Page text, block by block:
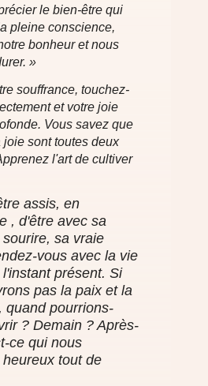
le bien-être qui
pleine conscience,
bonheur et nous
»
souffrance, touchez-
et votre joie
Vous savez que
sont toutes deux
l'art de cultiver
assis, en
, d'être avec sa
sa vraie
vous avec la vie
présent. Si
pas la paix et la
quand pourrions-
? Demain ? Après-
ce qui nous
tout de